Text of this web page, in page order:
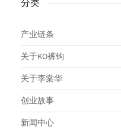
分类
产业链条
关于KO裤钩
关于李棠华
创业故事
新闻中心